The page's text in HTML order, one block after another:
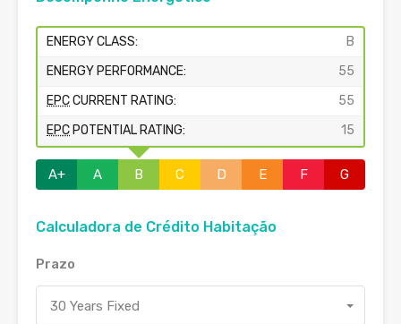
ENERGY CLASS:
B
ENERGY PERFORMANCE:
55
EPCCURRENT RATING:
55
EPC POTENTIAL RATING: 15
A+ A B C D E F G
Calculadora de Crédito Habitação
Prazo
30 Years Fixed